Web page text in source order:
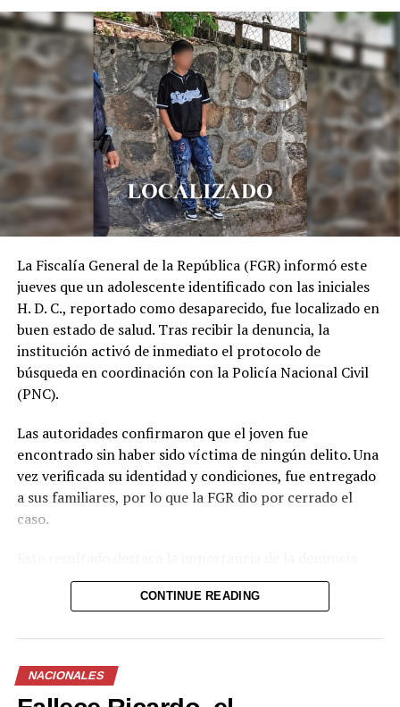
La Fiscalía General de la República (FGR) informó este
jueves que un adolescente identificado con las iniciales
H. D. C., reportado como desaparecido, fue localizado en
buen estado de salud. Tras recibir la denuncia, la
institución activó de inmediato el protocolo de
búsqueda en coordinación con la Policía Nacional Civil
(PNC).
Las autoridades confirmaron que el joven fue
encontrado sin haber sido víctima de ningún delito. Una
vez verificada su identidad y condiciones, fue entregado
a sus familiares, por lo que la FGR dio por cerrado el
caso.
oportuna y de la rápida activación de los mecanismos
interinstitucionales de búsqueda. La coordinación entre
tiempo relativamente corto y descartar cualquier
situación de riesgo o hecho delictivo.
CONTINUE READING
NACIONALES